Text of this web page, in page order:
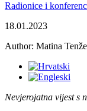
Radionice i
18.01.2023
Author: Matina
Nevjerojatna vijest s